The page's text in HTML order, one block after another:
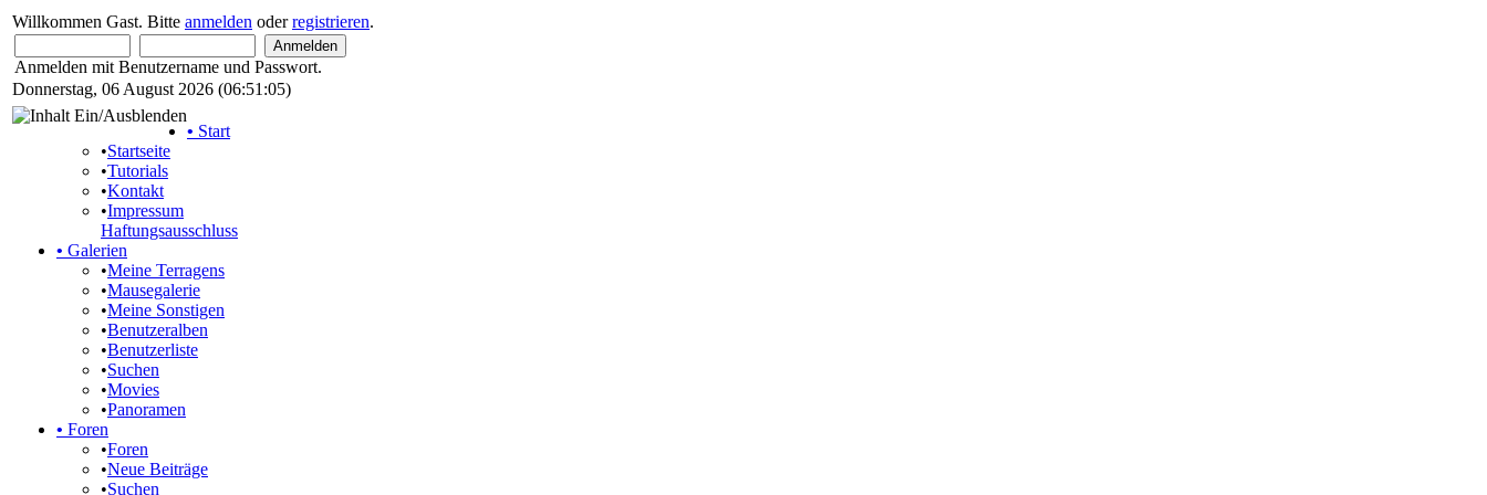
Willkommen Gast. Bitte anmelden oderregistrieren.
Anmelden mit Benutzername und Passwort.
Donnerstag, 06 August 2026 (06:51:05)
• Start
•Startseite
•Tutorials
•Kontakt
•Impressum
Haftungsausschluss
• Galerien
•Meine Terragens
•Mausegalerie
•Meine Sonstigen
•Benutzeralben
•Benutzerliste
•Suchen
•Movies
•Panoramen
• Foren
•Foren
•Neue Beiträge
•Suchen